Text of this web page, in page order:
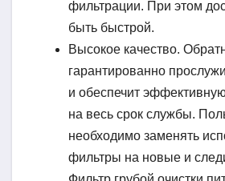
фильтрации. При этом
быть быстрой.
Высокое качество.
гарантированно
и обеспечит
на весь срок службы.
необходимо заменять
фильтры на новые и